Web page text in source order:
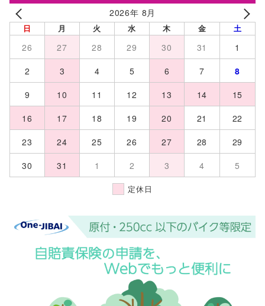
2026年 8月
日 月 火 水 木 金 土
26 27 28 29 30 31
1
2
3 4 5 6 7
8
9
10 11 12 13 14
15
16
17 18 19 20 21
22
23
24 25 26 27 28
29
30
31 1 2 3 4 5
定休日